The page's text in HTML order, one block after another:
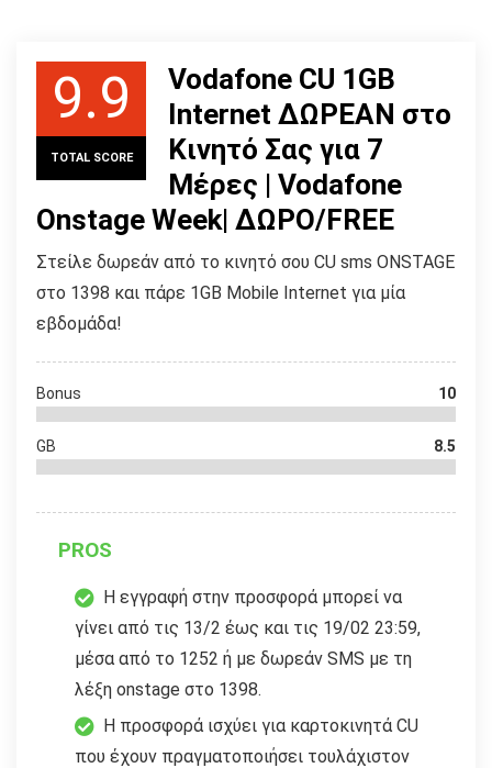
9.9
TOTAL SCORE
Vodafone CU 1GB
Internet ΔΩΡΕΑΝ στο
Κινητό Σας για 7
Μέρες | Vodafone
Onstage Week| ΔΩΡΟ/FREE
Στείλε δωρεάν από το κινητό σου CU sms ONSTAGE
στο 1398 και πάρε 1GB Mobile Internet για μία
εβδομάδα!
Bonus 10
GB 8.5
PROS
Η εγγραφή στην προσφορά μπορεί να
γίνει από τις 13/2 έως και τις 19/02 23:59,
μέσα από το 1252 ή με δωρεάν SMS με τη
λέξη onstage στο 1398.
Η προσφορά ισχύει για καρτοκινητά CU
που έχουν πραγματοποιήσει τουλάχιστον